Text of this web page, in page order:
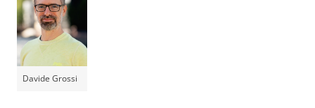
Davide Grossi